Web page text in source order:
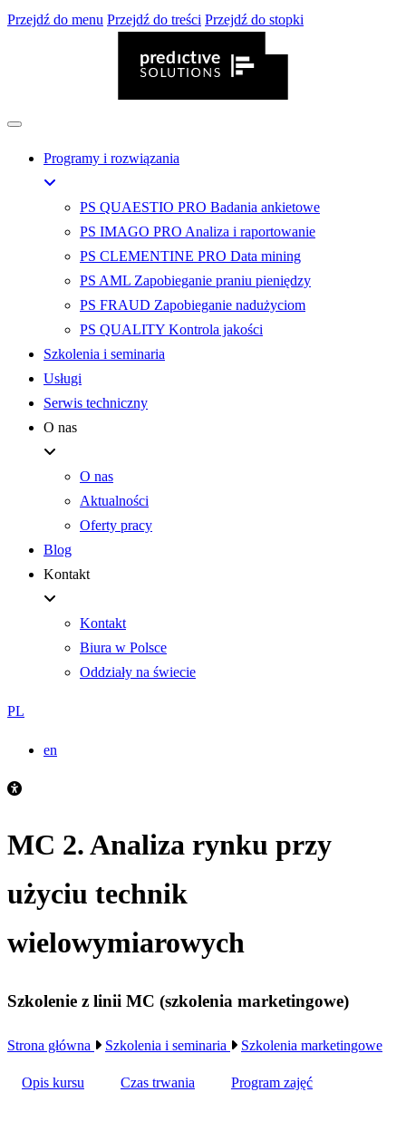
Przejdź do menu Przejdź do treści Przejdź do stopki
Programy i rozwiązania
PS QUAESTIO PRO Badania ankietowe
PS IMAGO PRO Analiza i raportowanie
PS CLEMENTINE PRO Data mining
PS AML Zapobieganie praniu pieniędzy
PS FRAUD Zapobieganie nadużyciom
PS QUALITY Kontrola jakości
Szkolenia i seminaria
Usługi
Serwis techniczny
O nas
O nas
Aktualności
Oferty pracy
Blog
Kontakt
Kontakt
Biura w Polsce
Oddziały na świecie
PL
en
MC 2. Analiza rynku przy
użyciu technik
wielowymiarowych
Szkolenie z linii MC (szkolenia marketingowe)
Strona główna Szkolenia i seminaria Szkolenia marketingowe
Opis kursu Czas trwania Program zajęć